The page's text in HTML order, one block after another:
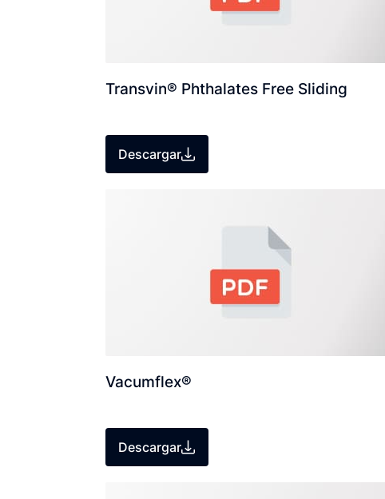
Transvin® Phthalates Free Sliding
Descargar
Vacumflex®
Descargar